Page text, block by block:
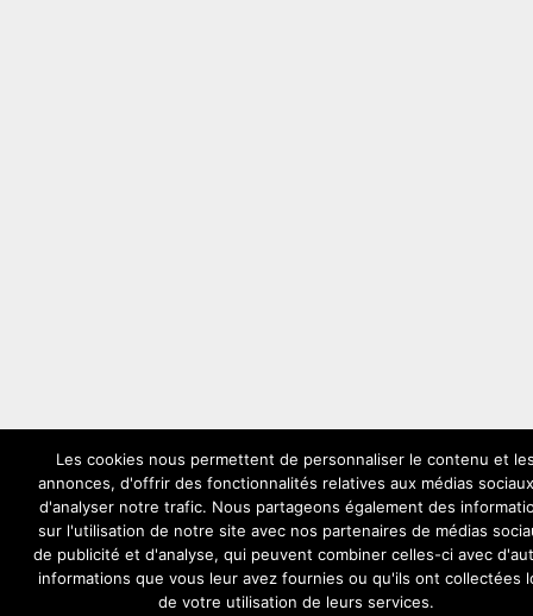
Les cookies nous permettent de personnaliser le contenu et
annonces, d'offrir des fonctionnalités relatives aux médias
d'analyser notre trafic. Nous partageons également des
sur l'utilisation de notre site avec nos partenaires de médias
de publicité et d'analyse, qui peuvent combiner celles-ci avec
informations que vous leur avez fournies ou qu'ils ont collectées
de votre utilisation de leurs services.